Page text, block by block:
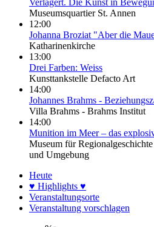
Museumsquartier St. Annen
12:00
Johanna Broziat "Aber die
Katharinenkirche
13:00
Drei Farben: Weiss
Kunsttankstelle Defacto Art
14:00
Johannes Brahms -
Villa Brahms - Brahms Institut
14:00
Munition im Meer – das
Museum für
und Umgebung
Heute
♥ Highlights ♥
Veranstaltungsorte
Veranstaltung vorschlagen